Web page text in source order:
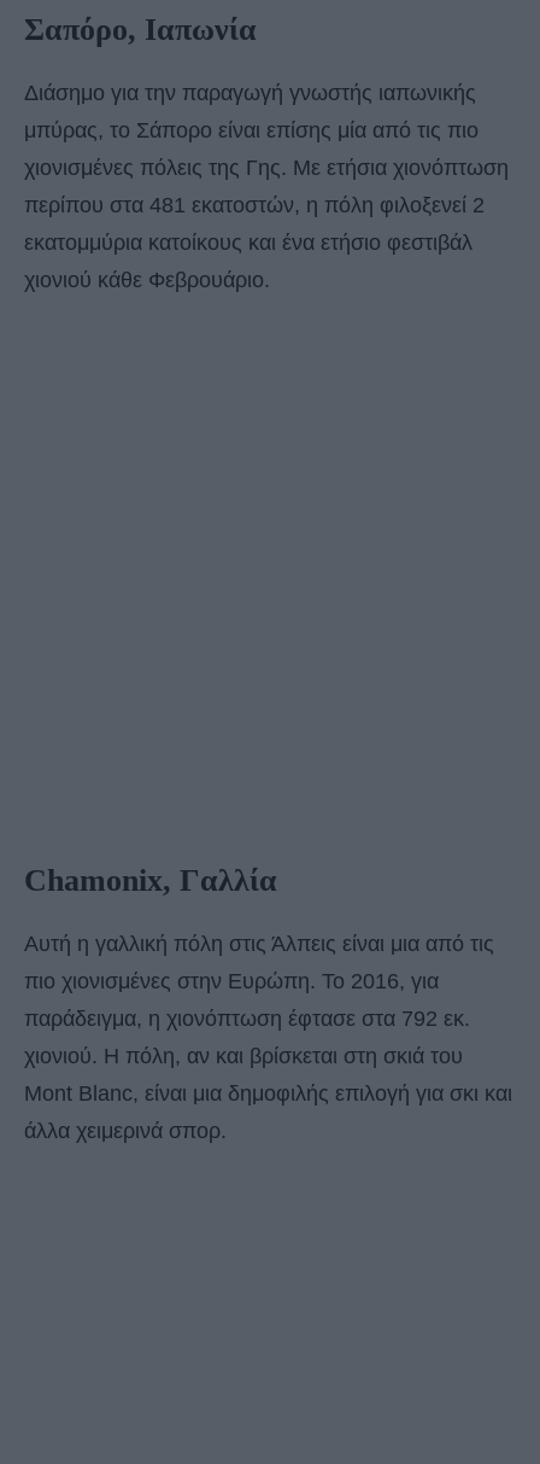
Σαπόρο, Ιαπωνία
Διάσημο για την παραγωγή γνωστής ιαπωνικής
μπύρας, το Σάπορο είναι επίσης μία από τις πιο
χιονισμένες πόλεις της Γης. Με ετήσια χιονόπτωση
περίπου στα 481 εκατοστών, η πόλη φιλοξενεί 2
εκατομμύρια κατοίκους και ένα ετήσιο φεστιβάλ
χιονιού κάθε Φεβρουάριο.
Chamonix, Γαλλία
Αυτή η γαλλική πόλη στις Άλπεις είναι μια από τις
πιο χιονισμένες στην Ευρώπη. Το 2016, για
παράδειγμα, η χιονόπτωση έφτασε στα 792 εκ.
χιονιού. Η πόλη, αν και βρίσκεται στη σκιά του
Mont Blanc, είναι μια δημοφιλής επιλογή για σκι και
άλλα χειμερινά σπορ.